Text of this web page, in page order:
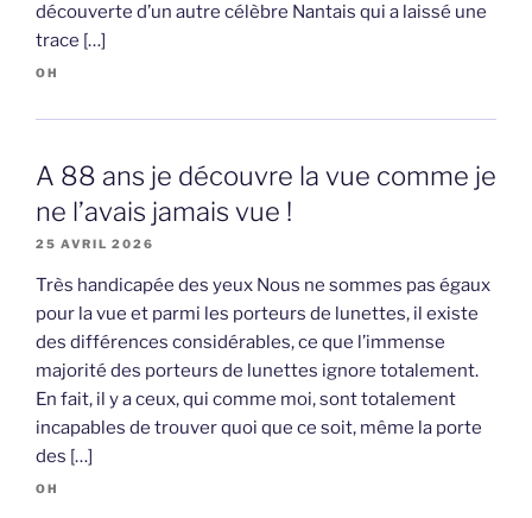
découverte d’un autre célèbre Nantais qui a laissé une
trace […]
OH
A 88 ans je découvre la vue comme je
ne l’avais jamais vue !
25 AVRIL 2026
Très handicapée des yeux Nous ne sommes pas égaux
pour la vue et parmi les porteurs de lunettes, il existe
des différences considérables, ce que l’immense
majorité des porteurs de lunettes ignore totalement.
En fait, il y a ceux, qui comme moi, sont totalement
incapables de trouver quoi que ce soit, même la porte
des […]
OH